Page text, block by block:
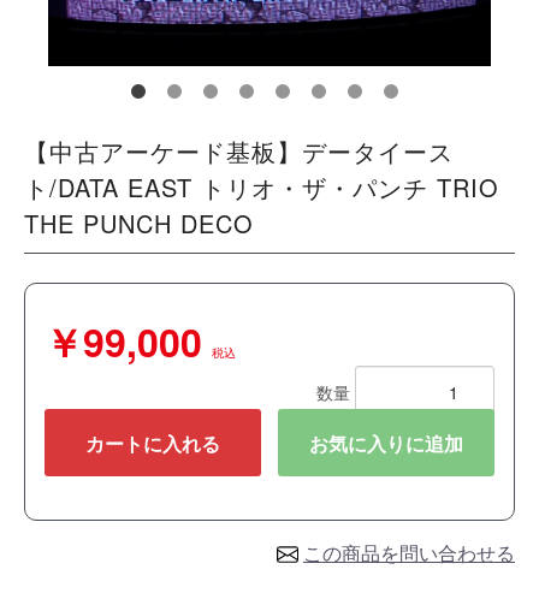
【中古アーケード基板】データイース
ト/DATA EAST トリオ・ザ・パンチ TRIO
THE PUNCH DECO
￥99,000 税込
数量
カートに入れる お気に入りに追加
この商品を問い合わせる